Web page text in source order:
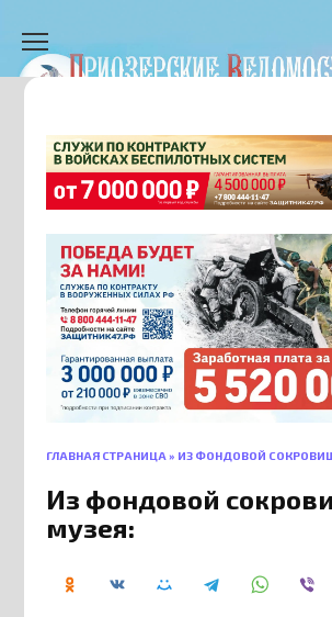
содержанию
ГЛАВНАЯ СТРАНИЦА » ИЗ ФОНДОВОЙ
Из фондовой
музея: